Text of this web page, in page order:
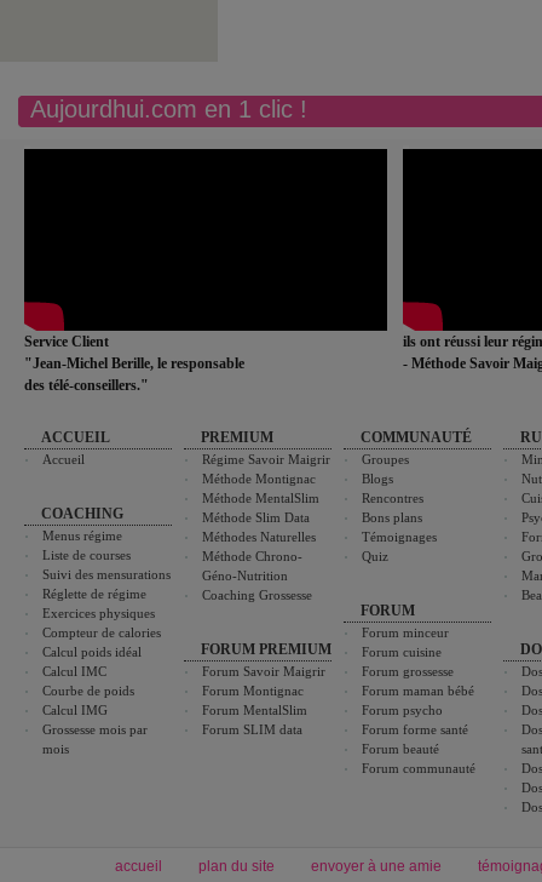
Aujourdhui.com en 1 clic !
Service Client
"Jean-Michel Berille, le responsable
des télé-conseillers."
ils ont réussi leur
- Méthode Savoir
ACCUEIL
Accueil
COACHING
Menus régime
Liste de courses
Suivi des mensurations
Réglette de régime
Exercices physiques
Compteur de calories
Calcul poids idéal
Calcul IMC
Courbe de poids
Calcul IMG
Grossesse mois par
mois
PREMIUM
Régime Savoir Maigrir
Méthode Montignac
Méthode MentalSlim
Méthode Slim Data
Méthodes Naturelles
Méthode Chrono-
Géno-Nutrition
Coaching Grossesse
FORUM PREMIUM
Forum Savoir Maigrir
Forum Montignac
Forum MentalSlim
Forum SLIM data
COMMUNAUTÉ
Groupes
Blogs
Rencontres
Bons plans
Témoignages
Quiz
FORUM
Forum minceur
Forum cuisine
Forum grossesse
Forum maman bébé
Forum psycho
Forum forme santé
Forum beauté
Forum communauté
accueil plan du site envoyer à une amie